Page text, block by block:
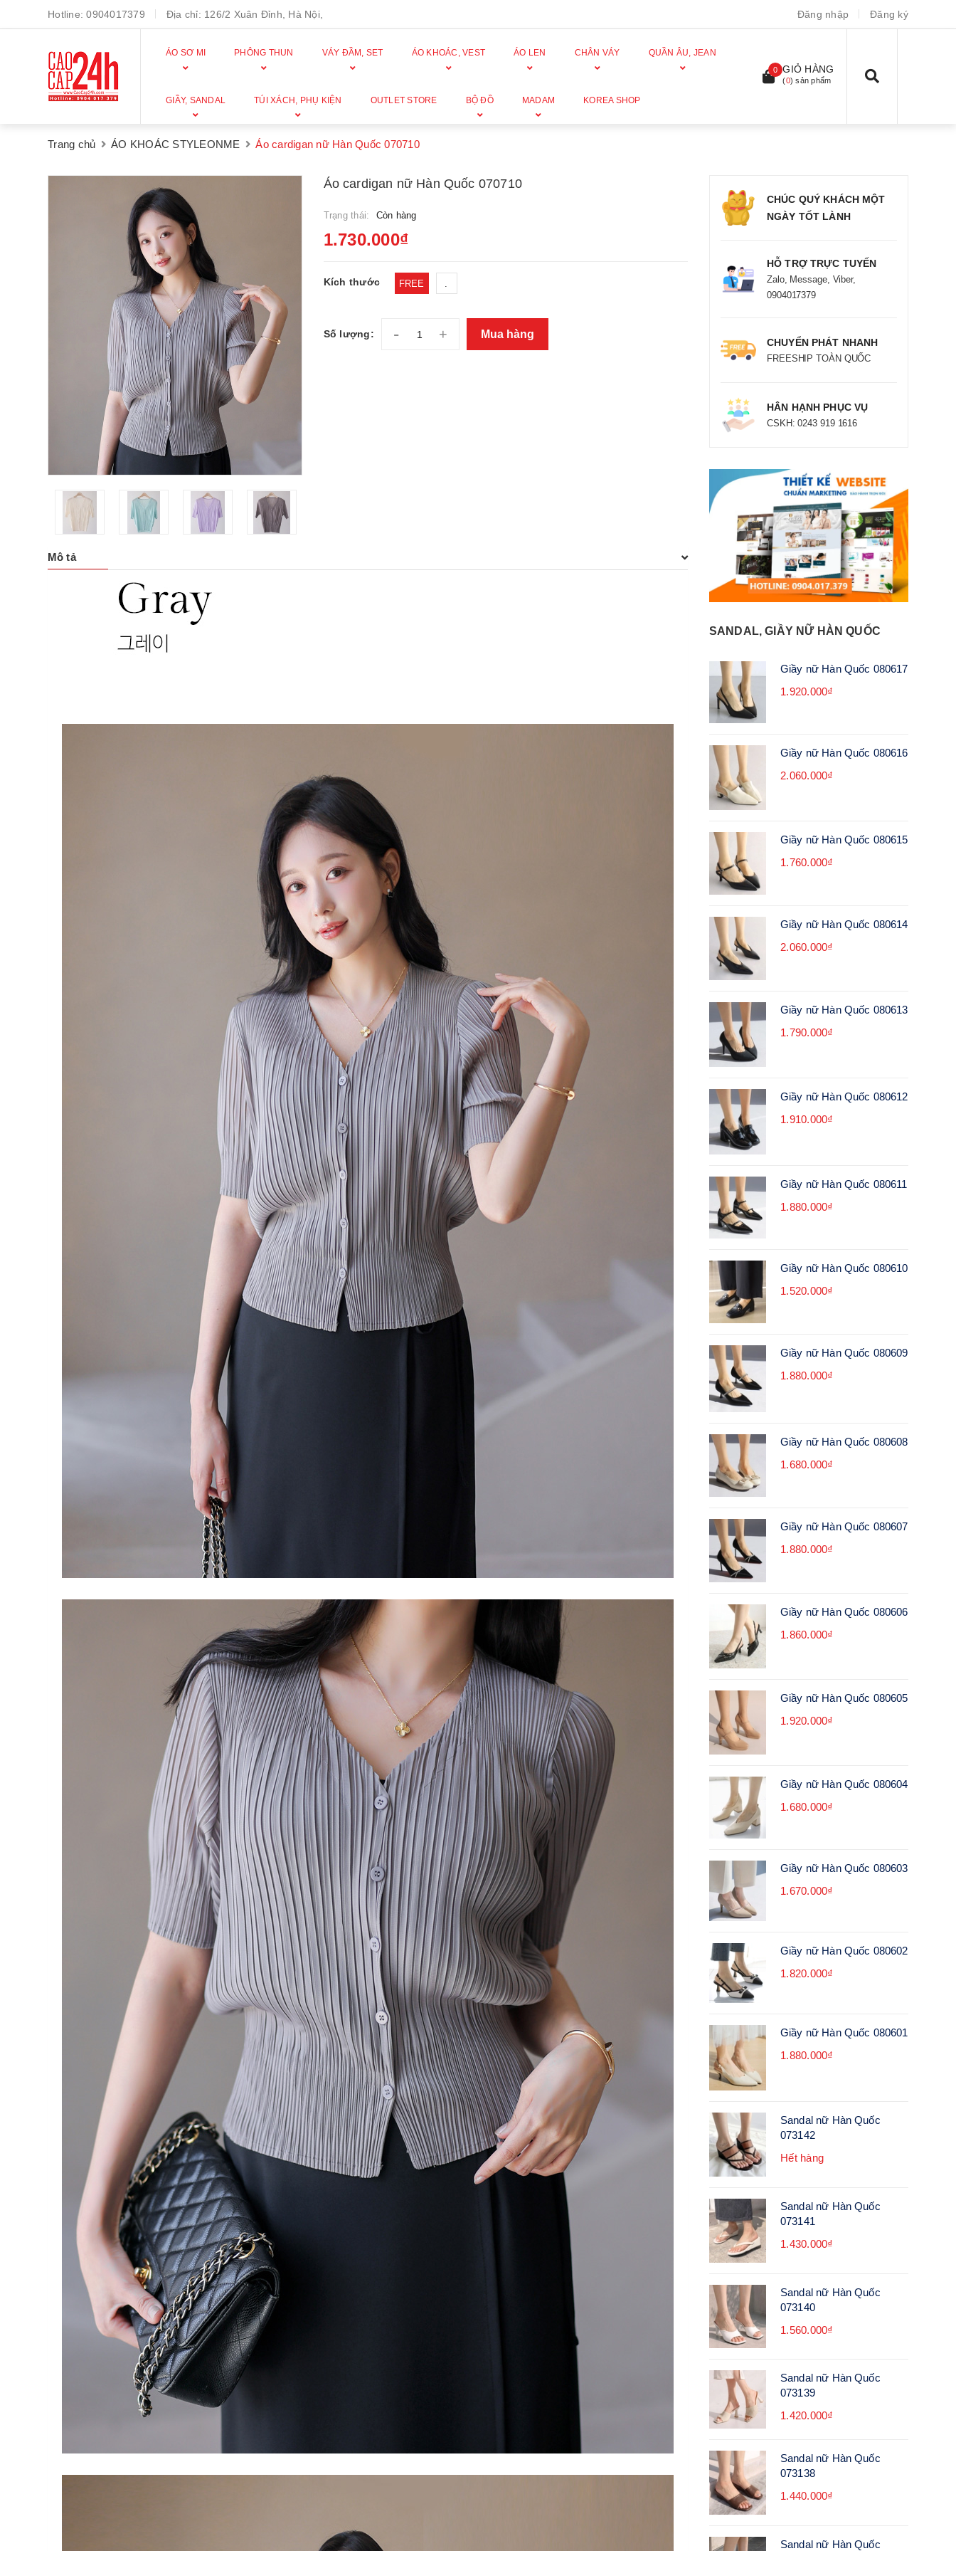
Hotline:0904017379 Địa chỉ: 126/2 Xuân Đỉnh, Hà Nội, Đăng nhập Đăng ký
ÁO SƠ MI PHÔNG THUN VÁY ĐẦM, SET ÁO KHOÁC, VEST ÁO LEN CHÂN VÁY QUẦN ÂU, JEAN
GIẦY, SANDAL TÚI XÁCH, PHỤ KIỆN OUTLET STORE BỘ ĐỒ MADAM KOREA SHOP
0 GIỎ HÀNG
(0) sản phẩm
Trang chủ ÁO KHOÁC STYLEONME Áo cardigan nữ Hàn Quốc 070710
Áo cardigan nữ Hàn Quốc 070710
Trạng thái: Còn hàng
1.730.000₫
Kích thước FREE .
Số lượng: - + Mua hàng
Mô tả
CHÚC QUÝ KHÁCH MỘT
NGÀY TỐT LÀNH
HỖ TRỢ TRỰC TUYẾN
Zalo, Message, Viber,
0904017379
CHUYỂN PHÁT NHANH
FREESHIP TOÀN QUỐC
HÂN HẠNH PHỤC VỤ
CSKH: 0243 919 1616
SANDAL, GIẦY NỮ HÀN QUỐC
Giầy nữ Hàn Quốc 080617
1.920.000₫
Giầy nữ Hàn Quốc 080616
2.060.000₫
Giầy nữ Hàn Quốc 080615
1.760.000₫
Giầy nữ Hàn Quốc 080614
2.060.000₫
Giầy nữ Hàn Quốc 080613
1.790.000₫
Giầy nữ Hàn Quốc 080612
1.910.000₫
Giầy nữ Hàn Quốc 080611
1.880.000₫
Giầy nữ Hàn Quốc 080610
1.520.000₫
Giầy nữ Hàn Quốc 080609
1.880.000₫
Giầy nữ Hàn Quốc 080608
1.680.000₫
Giầy nữ Hàn Quốc 080607
1.880.000₫
Giầy nữ Hàn Quốc 080606
1.860.000₫
Giầy nữ Hàn Quốc 080605
1.920.000₫
Giầy nữ Hàn Quốc 080604
1.680.000₫
Giầy nữ Hàn Quốc 080603
1.670.000₫
Giầy nữ Hàn Quốc 080602
1.820.000₫
Giầy nữ Hàn Quốc 080601
1.880.000₫
Sandal nữ Hàn Quốc
073142
Hết hàng
Sandal nữ Hàn Quốc
073141
1.430.000₫
Sandal nữ Hàn Quốc
073140
1.560.000₫
Sandal nữ Hàn Quốc
073139
1.420.000₫
Sandal nữ Hàn Quốc
073138
1.440.000₫
Sandal nữ Hàn Quốc